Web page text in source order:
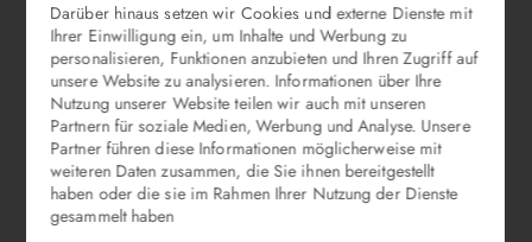
Darüber hinaus setzen wir Cookies und externe Dienste mit
Ihrer Einwilligung ein, um Inhalte und Werbung zu
personalisieren, Funktionen anzubieten und Ihren Zugriff auf
unsere Website zu analysieren. Informationen über Ihre
Nutzung unserer Website teilen wir auch mit unseren
Partnern für soziale Medien, Werbung und Analyse. Unsere
Partner führen diese Informationen möglicherweise mit
weiteren Daten zusammen, die Sie ihnen bereitgestellt
haben oder die sie im Rahmen Ihrer Nutzung der Dienste
gesammelt haben